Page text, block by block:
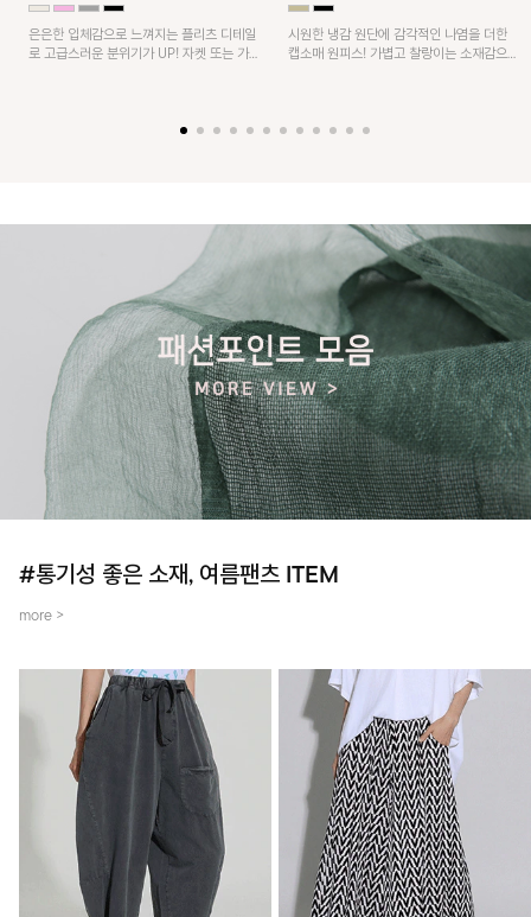
은은한 입체감으로 느껴지는 플리츠 디테일
로 고급스러운 분위기가 UP! 자켓 또는 가디
시원한 냉감 원단에 감각적인 나염을 더한
캡소매 원피스! 가볍고 찰랑이는 소재감으로
#통기성 좋은 소재, 여름팬츠 ITEM
more >